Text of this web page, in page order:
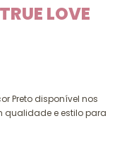
LOVE
Preto disponível nos
qualidade e estilo para